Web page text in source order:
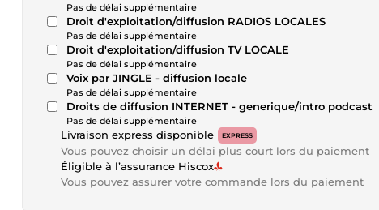
Pas de délai supplémentaire
Droit d'exploitation/diffusion RADIOS LOCALES
Pas de délai supplémentaire
Droit d'exploitation/diffusion TV LOCALE
Pas de délai supplémentaire
Voix par JINGLE - diffusion locale
Pas de délai supplémentaire
Droits de diffusion INTERNET - generique/intro podcast
Pas de délai supplémentaire
Livraison express disponible EXPRESS
Vous pouvez choisir un délai plus court lors du paiement
Éligible à l’assurance Hiscox
Vous pouvez assurer votre commande lors du paiement